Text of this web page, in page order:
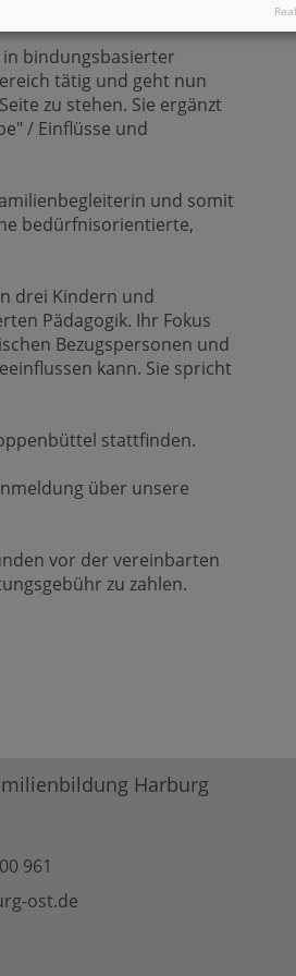
in bindungsbasierter
tätig und geht nun
zu stehen. Sie ergänzt
/ Einflüsse und
und somit
bedürfnisorientierte,
drei Kindern und
Pädagogik. Ihr Fokus
Bezugspersonen und
kann. Sie spricht
stattfinden.
über unsere
vor der vereinbarten
zu zahlen.
Harburg
961
ost.de